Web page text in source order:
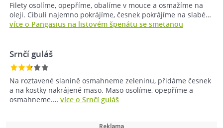
Filety osolíme, opepříme, obalíme v mouce a osmažíme na
oleji. Cibuli najemno pokrájíme, česnek pokrájíme na slabé…
více o Pangasius na listovém špenátu se smetanou
Srnčí guláš
Na roztavené slanině osmahneme zeleninu, přidáme česnek
a na kostky nakrájené maso. Maso osolíme, opepříme a
osmahneme.… více o Srnčí guláš